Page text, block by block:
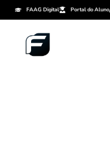
FAAG Digital Portal do Aluno